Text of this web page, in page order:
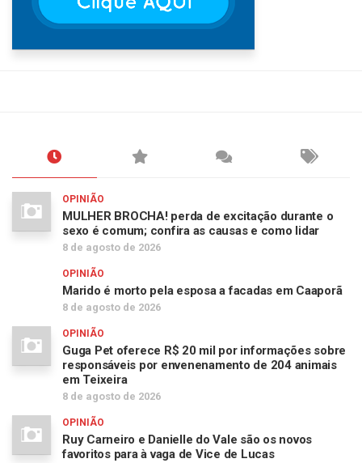
OPINIÃO
MULHER BROCHA! perda de excitação durante o
sexo é comum; confira as causas e como lidar
8 de agosto de 2026
OPINIÃO
Marido é morto pela esposa a facadas em Caaporã
8 de agosto de 2026
OPINIÃO
Guga Pet oferece R$ 20 mil por informações sobre
responsáveis por envenenamento de 204 animais
em Teixeira
8 de agosto de 2026
OPINIÃO
Ruy Carneiro e Danielle do Vale são os novos
favoritos para à vaga de Vice de Lucas